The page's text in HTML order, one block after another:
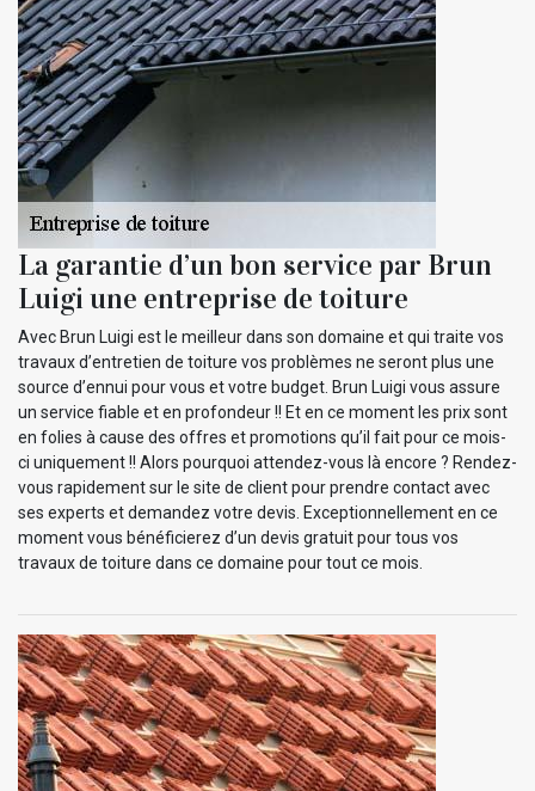
La garantie d’un bon service par Brun
Luigi une entreprise de toiture
Avec Brun Luigi est le meilleur dans son domaine et qui traite vos
travaux d’entretien de toiture vos problèmes ne seront plus une
source d’ennui pour vous et votre budget. Brun Luigi vous assure
un service fiable et en profondeur !! Et en ce moment les prix sont
en folies à cause des offres et promotions qu’il fait pour ce mois-
ci uniquement !! Alors pourquoi attendez-vous là encore ? Rendez-
vous rapidement sur le site de client pour prendre contact avec
ses experts et demandez votre devis. Exceptionnellement en ce
moment vous bénéficierez d’un devis gratuit pour tous vos
travaux de toiture dans ce domaine pour tout ce mois.